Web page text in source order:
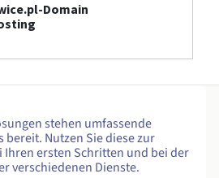
Domain
stehen umfassende
bereit. Nutzen Sie diese zur
Ihren ersten Schritten und bei der
verschiedenen Dienste.